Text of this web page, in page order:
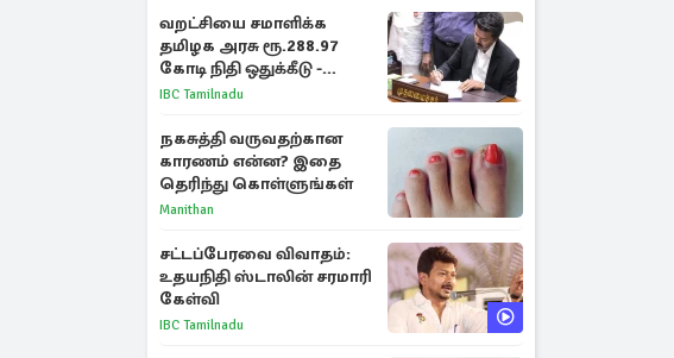
வறட்சியை சமாளிக்க
தமிழக அரசு ரூ.288.97
கோடி நிதி ஒதுக்கீடு -
வெளியான அரசாணை
IBC Tamilnadu
நகசுத்தி வருவதற்கான
காரணம் என்ன? இதை
தெரிந்து கொள்ளுங்கள்
Manithan
சட்டப்பேரவை விவாதம்:
உதயநிதி ஸ்டாலின் சரமாரி
கேள்வி
IBC Tamilnadu